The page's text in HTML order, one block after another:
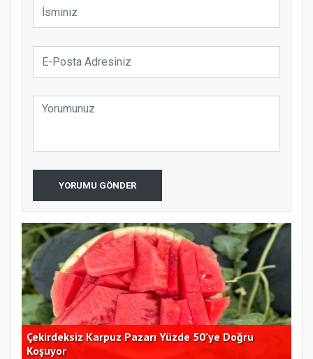
YORUMU GÖNDER
Çekirdeksiz Karpuz Pazarı Yüzde 50’ye Doğru
Koşuyor